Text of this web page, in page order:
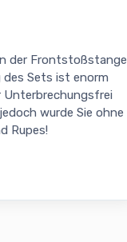
der Frontstoßstange
des Sets ist enorm
Unterbrechungsfrei
wurde Sie ohne
Rupes!